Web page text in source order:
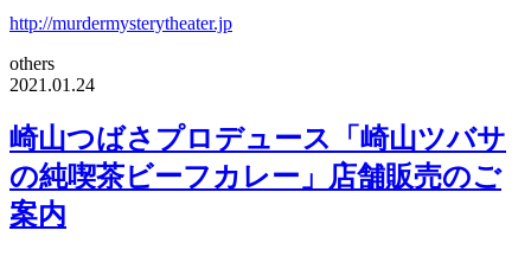
http://murdermysterytheater.jp
others
2021.01.24
崎山つばさプロデュース「崎山ツバサ
の純喫茶ビーフカレー」店舗販売のご
案内